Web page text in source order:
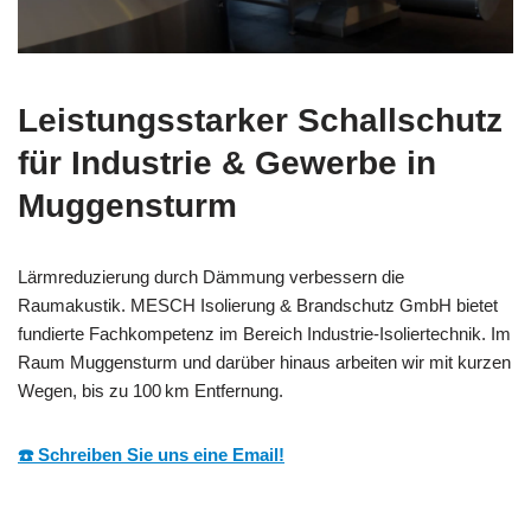
Leistungsstarker Schallschutz
für Industrie & Gewerbe in
Muggensturm
Lärmreduzierung durch Dämmung verbessern die
Raumakustik. MESCH Isolierung & Brandschutz GmbH bietet
fundierte Fachkompetenz im Bereich Industrie-Isoliertechnik. Im
Raum Muggensturm und darüber hinaus arbeiten wir mit kurzen
Wegen, bis zu 100 km Entfernung.
☎️ Schreiben Sie uns eine Email!